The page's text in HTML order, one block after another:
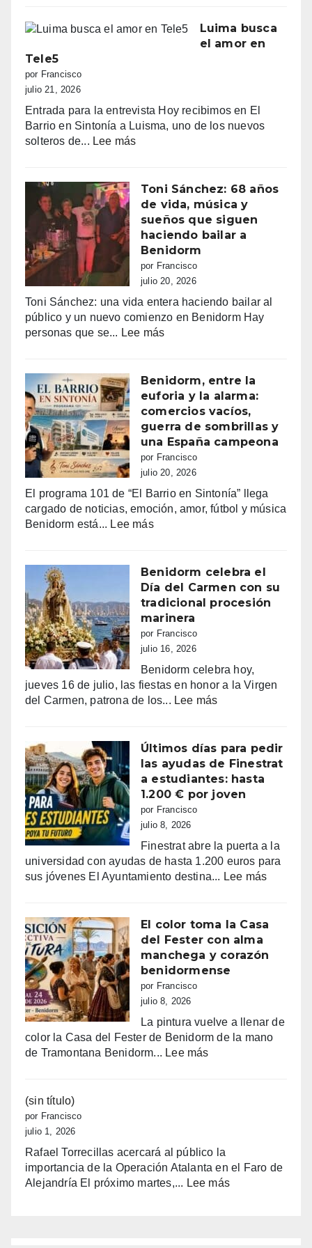
con
zonas
la
guerra
ilegales:
primeras
de
100.000
euros
recaudados”
Luima busca
el amor en
Tele5
por Francisco
julio 21, 2026
Entrada para la entrevista Hoy recibimos en El
Barrio en Sintonía a Luisma, uno de los nuevos
solteros de... Lee más:
el
amor
en
Tele5
Toni Sánchez: 68 años
de vida, música y
sueños que siguen
haciendo bailar a
Benidorm
por Francisco
julio 20, 2026
Toni Sánchez: una vida entera haciendo bailar al
público y un nuevo comienzo en Benidorm Hay
personas que se... Lee más:
68
años
de
vida,
música
y
sueños
siguen
haciendo
Benidorm, entre la
euforia y la alarma:
comercios vacíos,
guerra de sombrillas y
una España campeona
por Francisco
julio 20, 2026
El programa 101 de “El Barrio en Sintonía” llega
cargado de noticias, emoción, amor, fútbol y música
Benidorm está... Lee más:
la
euforia
y
la
alarma:
comercios
guerra
de
sombrillas
España
campeona
Benidorm celebra el
Día del Carmen con su
tradicional procesión
marinera
por Francisco
julio 16, 2026
Benidorm celebra hoy,
jueves 16 de julio, las fiestas en honor a la Virgen
del Carmen, patrona de los... Lee más:
el
Día
del
Carmen
procesión
marinera
Últimos días para pedir
las ayudas de Finestrat
a estudiantes: hasta
1.200 € por joven
por Francisco
julio 8, 2026
Finestrat abre la puerta a la
universidad con ayudas de hasta 1.200 euros para
sus jóvenes El Ayuntamiento destina... Lee más:
para
las
hasta
El color toma la Casa
del Fester con alma
manchega y corazón
benidormense
por Francisco
julio 8, 2026
La pintura vuelve a llenar de
color la Casa del Fester de Benidorm de la mano
de Tramontana Benidorm... Lee más:
Fester
con
alma
(sin título)
por Francisco
julio 1, 2026
Rafael Torrecillas acercará al público la
importancia de la Operación Atalanta en el Faro de
Alejandría El próximo martes,... Lee más: